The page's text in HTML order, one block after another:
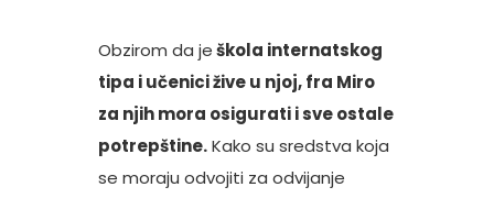
Obzirom da ješkola internatskog
tipa i učenici žive u njoj, fra Miro
za njih mora osigurati i sve ostale
potrepštine.Kako su sredstva koja
se moraju odvojiti za odvijanje